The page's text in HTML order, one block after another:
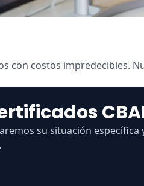
con costos impredecibles.
su situación específica